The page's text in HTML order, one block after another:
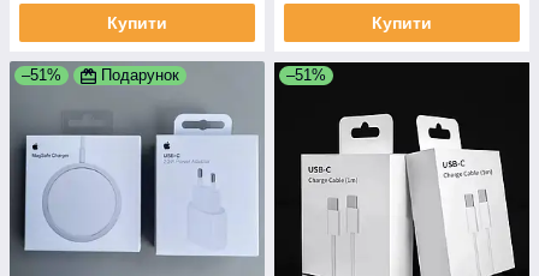
Купити Купити
–51% Подарунок –51%